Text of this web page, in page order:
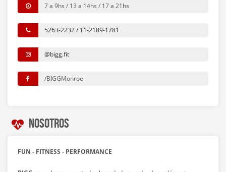
7 a 9hs / 13 a 14hs / 17 a 21hs
5263-2232 / 11-2189-1781
@bigg.fit
/BIGGMonroe
Nosotros
FUN - FITNESS - PERFORMANCE